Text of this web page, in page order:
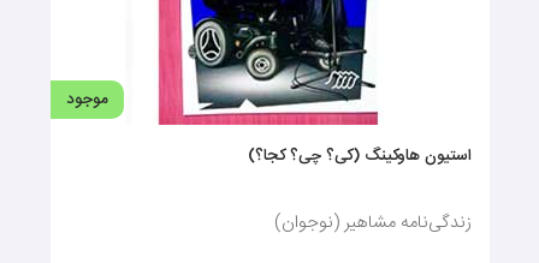
موجود
استیون هاوکینگ (کی؟ چی؟ کجا؟)
زندگی‌نامه مشاهیر (نوجوان)